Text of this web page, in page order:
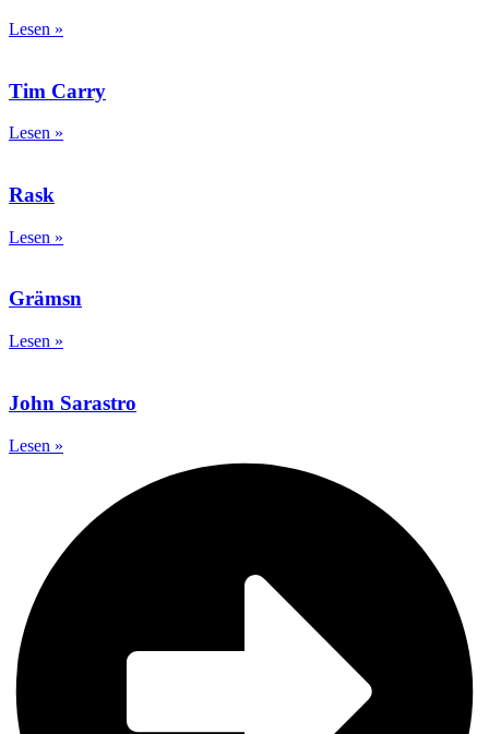
Lesen »
Tim Carry
Lesen »
Rask
Lesen »
Grämsn
Lesen »
John Sarastro
Lesen »